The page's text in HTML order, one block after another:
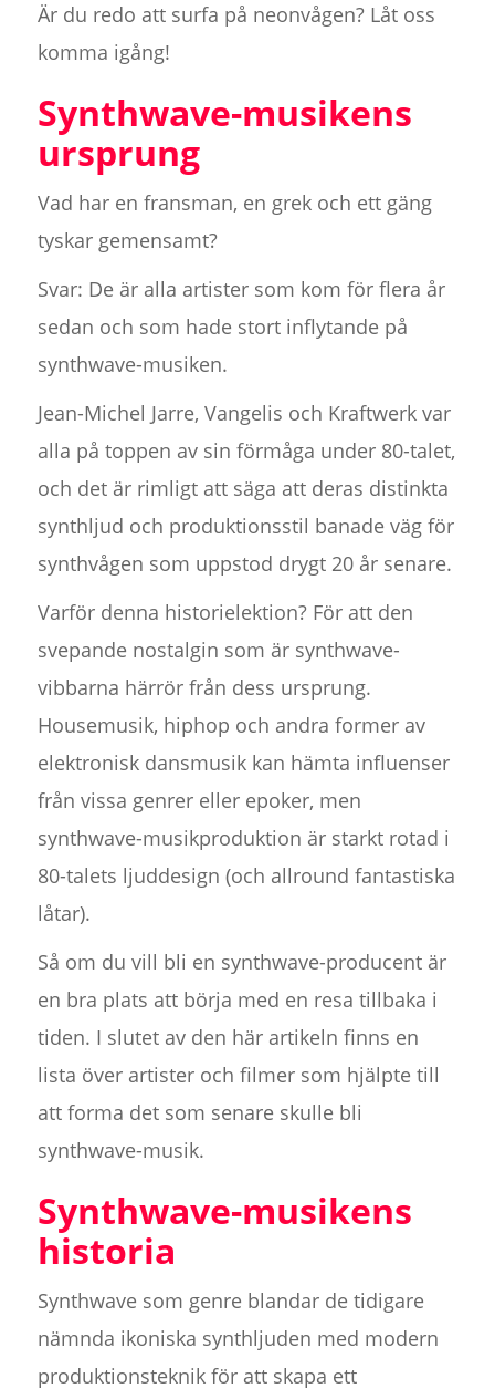
Är du redo att surfa på neonvågen? Låt oss
komma igång!
Synthwave-musikens
ursprung
Vad har en fransman, en grek och ett gäng
tyskar gemensamt?
Svar: De är alla artister som kom för flera år
sedan och som hade stort inflytande på
synthwave-musiken.
Jean-Michel Jarre, Vangelis och Kraftwerk var
alla på toppen av sin förmåga under 80-talet,
och det är rimligt att säga att deras distinkta
synthljud och produktionsstil banade väg för
synthvågen som uppstod drygt 20 år senare.
Varför denna historielektion? För att den
svepande nostalgin som är synthwave-
vibbarna härrör från dess ursprung.
Housemusik, hiphop och andra former av
elektronisk dansmusik kan hämta influenser
från vissa genrer eller epoker, men
synthwave-musikproduktion är starkt rotad i
80-talets ljuddesign (och allround fantastiska
låtar).
Så om du vill bli en synthwave-producent är
en bra plats att börja med en resa tillbaka i
tiden. I slutet av den här artikeln finns en
lista över artister och filmer som hjälpte till
att forma det som senare skulle bli
synthwave-musik.
Synthwave-musikens
historia
Synthwave som genre blandar de tidigare
nämnda ikoniska synthljuden med modern
produktionsteknik för att skapa ett